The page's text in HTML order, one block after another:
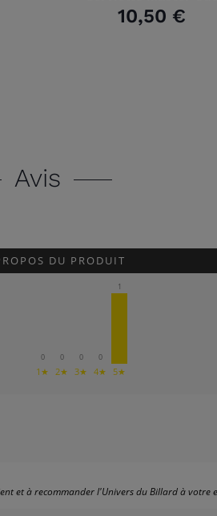
10,50 €
Avis
DU PRODUIT
0
1★
0
2★
0
3★
0
4★
1
5★
et à recommander l'Univers du Billard à votre